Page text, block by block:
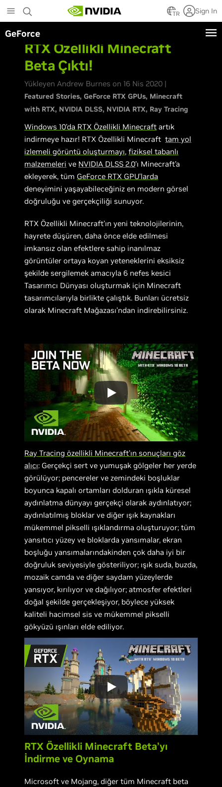
to
main
content
TR Sign In
GeForce
RTX Özellikli Minecraft
Beta Çıktı!
Yükleyen Andrew Burnes on 16 Nis 2020 |
Featured Stories GeForce RTX GPUs Minecraft
with RTX NVIDIA DLSS NVIDIA RTX Ray Tracing
Windows 10’da RTX Özellikli Minecraft artık
indirmeye hazır! RTX Özellikli Minecrafttam yol
izlemeli görüntü oluşturmayı,fiziksel tabanlı
malzemeleri ve NVIDIA DLSS 2.0’ı Minecraft’a
ekleyerek, tüm GeForce RTX GPU’larda
deneyimini yaşayabileceğiniz en modern görsel
doğruluğu ve gerçekçiliği sunuyor.
RTX Özellikli Minecraft’ın yeni teknolojilerinin,
hayrete düşüren, daha önce elde edilmesi
imkansız olan efektlere sahip inanılmaz
görüntüler ortaya koyan yeteneklerini eksiksiz
şekilde sergilemek amacıyla 6 nefes kesici
Tasarımcı Dünyası oluşturmak için Minecraft
tasarımcılarıyla birlikte çalıştık. Bunları ücretsiz
olarak Minecraft Mağazası’ndan indirebilirsiniz.
Ray Tracing özellikli Minecraft’ın sonuçları göz
alıcı: Gerçekçi sert ve yumuşak gölgeler her yerde
görülüyor; pencereler ve zemindeki boşluklar
boyunca kapalı ortamları dolduran ışıkla küresel
aydınlatma dünyayı gerçekçi olarak aydınlatıyor;
aydınlatılmış bloklar ve diğer ışık kaynakları
mükemmel pikselli ışıklandırma oluşturuyor; tüm
yansıtıcı yüzey ve bloklarda yansımalar, ekran
boşluğu yansımalarındakinden çok daha iyi bir
doğruluk seviyesiyle gösteriliyor; ışık suda, buzda,
mozaik camda ve diğer saydam yüzeylerde
yansıyor, kırılıyor ve dağılıyor; atmosfer efektleri
doğal şekilde gerçekleşiyor, böylece yüksek
kaliteli hacimsel sis ve mükemmel pikselli
gökyüzü ışınları elde ediliyor.
RTX Özellikli Minecraft Beta’yı
İndirme ve Oynama
Microsoft ve Mojang, diğer tüm Minecraft beta